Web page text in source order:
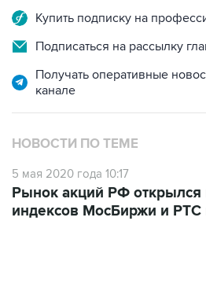
Купить подписку на
Подписаться на рассылку
Получать оперативные
канале
НОВОСТИ ПО ТЕМЕ
5 мая 2020 года 10:17
Рынок акций РФ
индексов МосБиржи и